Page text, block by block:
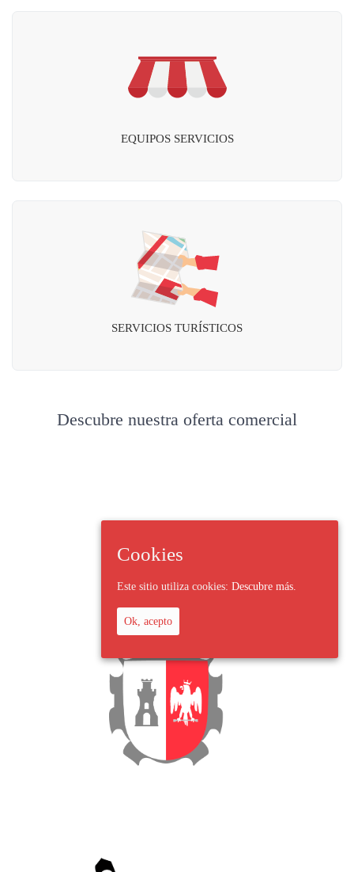
EQUIPOS SERVICIOS
SERVICIOS TURÍSTICOS
Descubre nuestra oferta comercial
Cookies
Este sitio utiliza cookies: Descubre más.
Ok, acepto